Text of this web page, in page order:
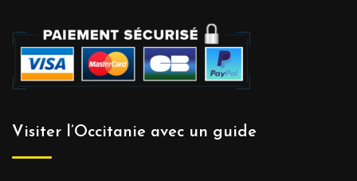
Visiter l’Occitanie avec un guide